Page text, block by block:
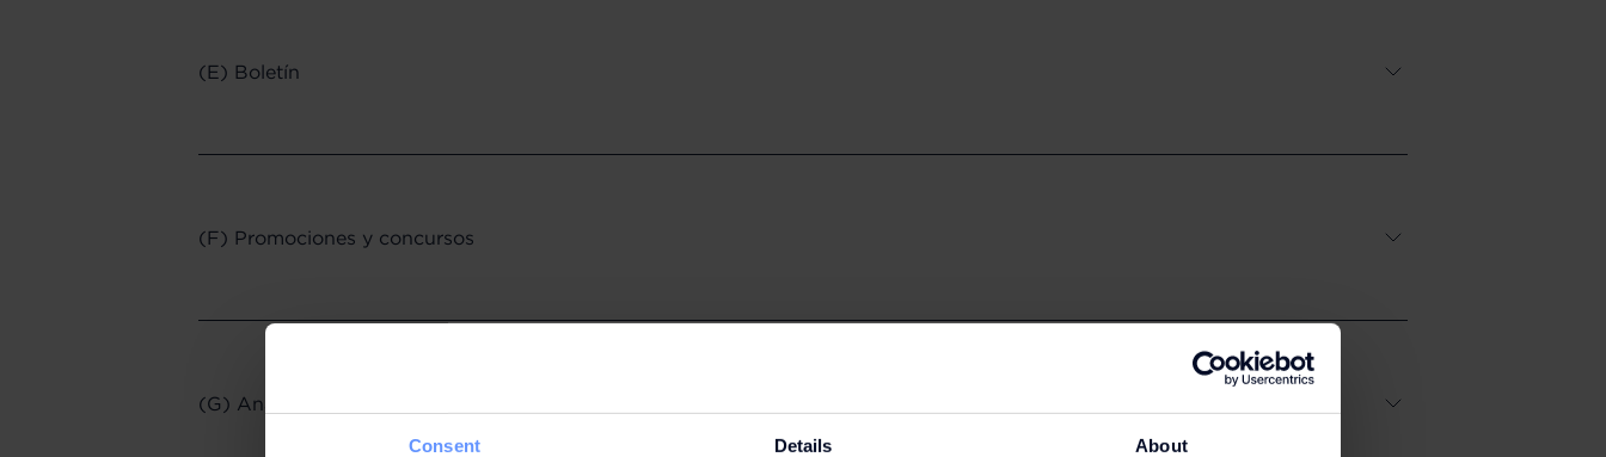
Consent Details About
(E) Boletín
(F) Promociones y concursos
(G) Análises, inquéritos e grupos de foco (estudos de mercado) e Publicidade